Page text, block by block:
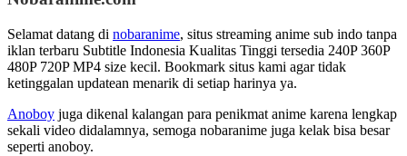
Selamat datang di nobaranime, situs streaming anime sub indo tanpa
iklan terbaru Subtitle Indonesia Kualitas Tinggi tersedia 240P 360P
480P 720P MP4 size kecil. Bookmark situs kami agar tidak
ketinggalan updatean menarik di setiap harinya ya.
Anoboy juga dikenal kalangan para penikmat anime karena lengkap
sekali video didalamnya, semoga nobaranime juga kelak bisa besar
seperti anoboy.